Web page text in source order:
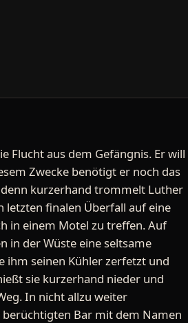
Flucht aus dem Gefängnis. Er will
Zwecke benötigt er noch das
kurzerhand trommelt Luther
letzten finalen Überfall auf eine
in einem Motel zu treffen. Auf
in der Wüste eine seltsame
ihm seinen Kühler zerfetzt und
sie kurzerhand nieder und
In nicht allzu weiter
Bar mit dem Namen